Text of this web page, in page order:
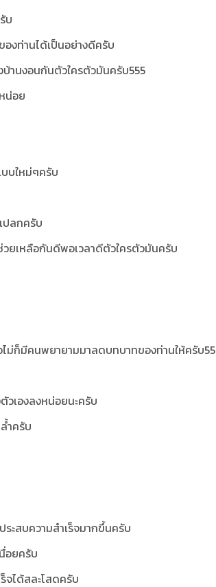
บ
งท่านได้เป็นอย่างดีครับ
นงอนกันตัวใครตัวมันครับ555
น่อย
บใหม่ๆครับ
ปลกครับ
เหลือกันดีพอเวลาดีตัวใครตัวมันครับ
ม่ก็มีคนพยายามมาลดบทบาทของท่านให้ครับ55
วเองลงหน่อยนะครับ
ำครับ
ะสบความสำเร็จมากขึ้นครับ
อยครับ
จได้สละโสดครับ